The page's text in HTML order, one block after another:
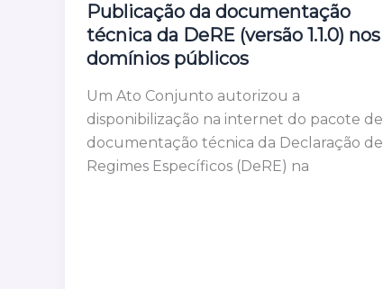
Publicação da documentação
técnica da DeRE (versão 1.1.0) nos
domínios públicos
Um Ato Conjunto autorizou a
disponibilização na internet do pacote de
documentação técnica da Declaração de
Regimes Específicos (DeRE) na